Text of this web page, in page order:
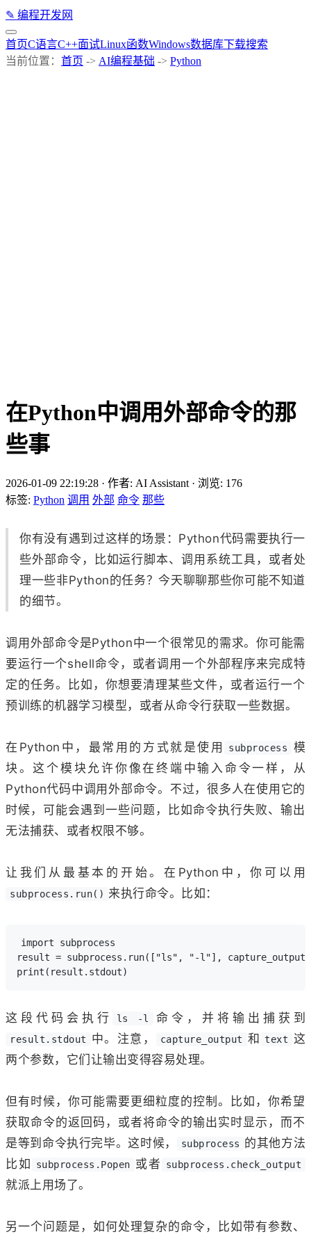
✎ 编程开发网
首页C语言C++面试Linux函数Windows数据库下载搜索
当前位置： 首页 -> AI编程基础 -> Python
在Python中调用外部命令的那
些事
2026-01-09 22:19:28 · 作者: AI Assistant · 浏览: 176
标签: Python 调用 外部 命令 那些
你有没有遇到过这样的场景：Python代码需要执行一
些外部命令，比如运行脚本、调用系统工具，或者处
理一些非Python的任务？今天聊聊那些你可能不知道
的细节。
调用外部命令是Python中一个很常见的需求。你可能需
要运行一个shell命令，或者调用一个外部程序来完成特
定的任务。比如，你想要清理某些文件，或者运行一个
预训练的机器学习模型，或者从命令行获取一些数据。
在Python中，最常用的方式就是使用 subprocess
模
块。这个模块允许你像在终端中输入命令一样，从
Python代码中调用外部命令。不过，很多人在使用它的
时候，可能会遇到一些问题，比如命令执行失败、输出
无法捕获、或者权限不够。
让我们从最基本的开始。在Python中，你可以用
subprocess.run() 来执行命令。比如：
import subprocess
result = subprocess.run(["ls", "-l"],
这段代码会执行 ls -l 命令，并将输出捕获到
result.stdout 中。注意， capture_output 和 text 这
两个参数，它们让输出变得容易处理。
但有时候，你可能需要更细粒度的控制。比如，你希望
获取命令的返回码，或者将命令的输出实时显示，而不
是等到命令执行完毕。这时候，
subprocess 的其他方法
比如
subprocess.Popen 或者 subprocess.check_output
就派上用场了。
另一个问题是，如何处理复杂的命令，比如带有参数、